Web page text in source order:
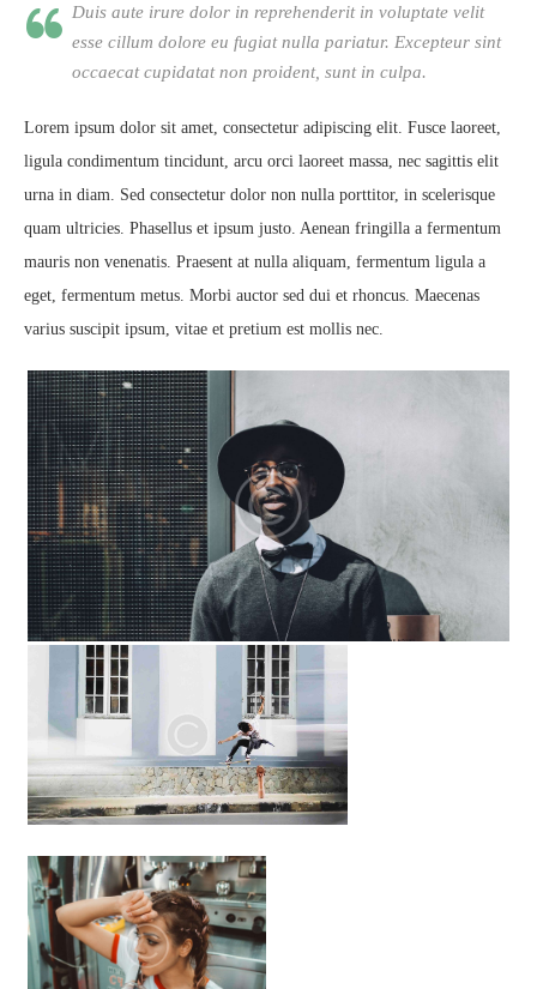
Duis aute irure dolor in reprehenderit in voluptate velit
esse cillum dolore eu fugiat nulla pariatur. Excepteur sint
occaecat cupidatat non proident, sunt in culpa.
Lorem ipsum dolor sit amet, consectetur adipiscing elit. Fusce laoreet,
ligula condimentum tincidunt, arcu orci laoreet massa, nec sagittis elit
urna in diam. Sed consectetur dolor non nulla porttitor, in scelerisque
quam ultricies. Phasellus et ipsum justo. Aenean fringilla a fermentum
mauris non venenatis. Praesent at nulla aliquam, fermentum ligula a
eget, fermentum metus. Morbi auctor sed dui et rhoncus. Maecenas
varius suscipit ipsum, vitae et pretium est mollis nec.